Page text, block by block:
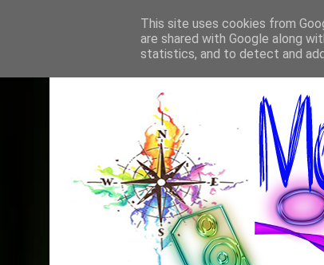
About Contact
ΤΕΛΕΥΤΑΊΑ ΝΈΑ:
This site uses cookies from
are shared with Google along
statistics, and to detect and